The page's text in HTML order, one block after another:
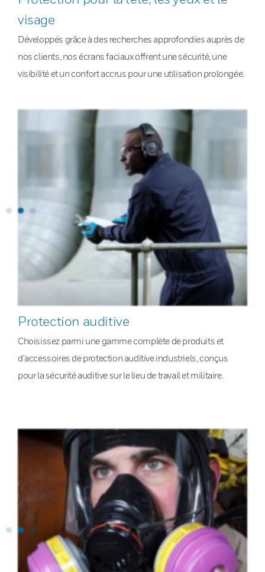
visage
Développés grâce à des recherches approfondies auprès de
nos clients, nos écrans faciaux offrent une sécurité, une
visibilité et un confort accrus pour une utilisation prolongée.
Protection auditive
Choisissez parmi une gamme complète de produits et
d’accessoires de protection auditive industriels, conçus
pour la sécurité auditive sur le lieu de travail et militaire.